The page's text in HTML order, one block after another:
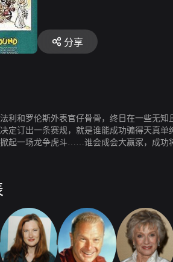
分享
利和罗伦斯外表官仔骨骨，终日在一些无
决定订出一条赛规，就是谁能成功骗得天真
起一场龙争虎斗……谁会成会大赢家，成功